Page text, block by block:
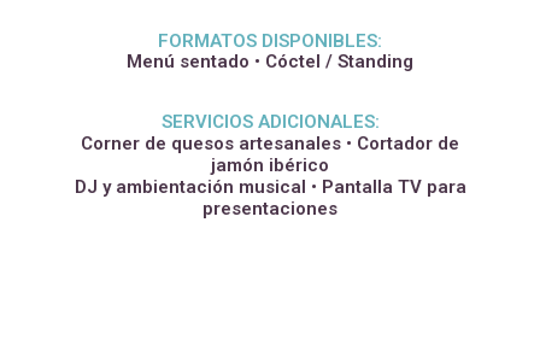
FORMATOS DISPONIBLES:
Menú sentado • Cóctel / Standing
SERVICIOS ADICIONALES:
Corner de quesos artesanales • Cortador de
jamón ibérico
DJ y ambientación musical • Pantalla TV para
presentaciones